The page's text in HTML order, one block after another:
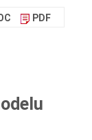
PDF